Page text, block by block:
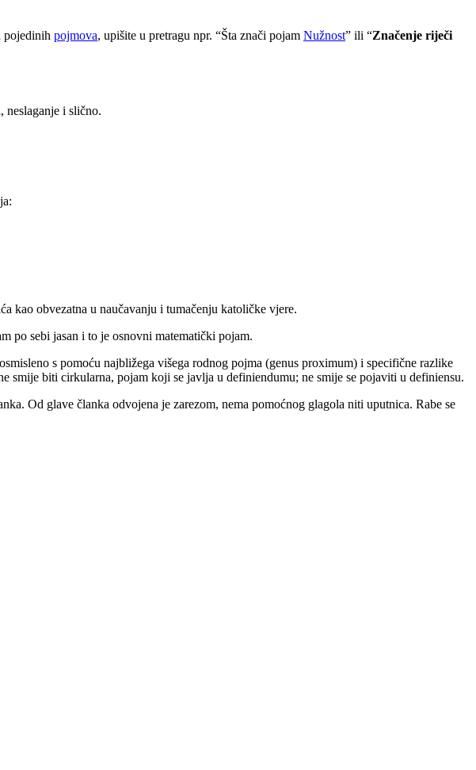
pojedinih pojmova, upišite u pretragu npr. “Šta znači pojam Nužnost” ili “Značenje riječi
neslaganje i slično.
kao obvezatna u naučavanju i tumačenju katoličke vjere.
po sebi jasan i to je osnovni matematički pojam.
s pomoću najbližega višega rodnog pojma (genus proximum) i specifične razlike
smije biti cirkularna, pojam koji se javlja u definiendumu; ne smije se pojaviti u definiensu.
Od glave članka odvojena je zarezom, nema pomoćnog glagola niti uputnica. Rabe se